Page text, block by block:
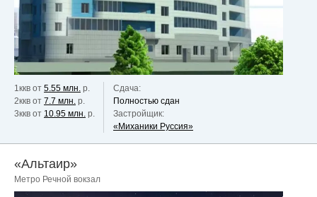
1ккв от 5.55 млн. р.
2ккв от 7.7 млн. р.
3ккв от 10.95 млн. р.
Сдача:
Полностью сдан
Застройщик:
«Миханики Руссия»
«Альтаир»
Метро Речной вокзал